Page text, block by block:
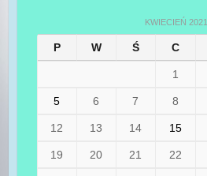
KWIECIEŃ 2021
P W Ś C
1
5 6 7 8
12 13 14 15
19 20 21 22